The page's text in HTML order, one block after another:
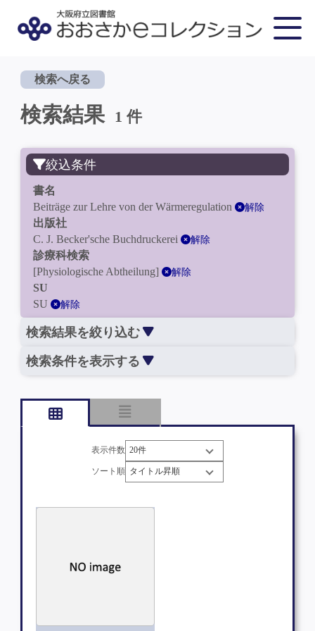
検索へ戻る
検索結果 1 件
絞込条件
書名
Beiträge zur Lehre von der Wärmeregulation
解除
出版社
C. J. Becker'sche Buchdruckerei
解除
診療科検索
[Physiologische Abtheilung]
解除
SU
SU
解除
検索結果を絞り込む
検索条件を表示する
表示件数
ソート順